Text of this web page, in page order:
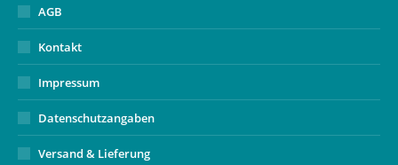
AGB
Kontakt
Impressum
Datenschutzangaben
Versand & Lieferung